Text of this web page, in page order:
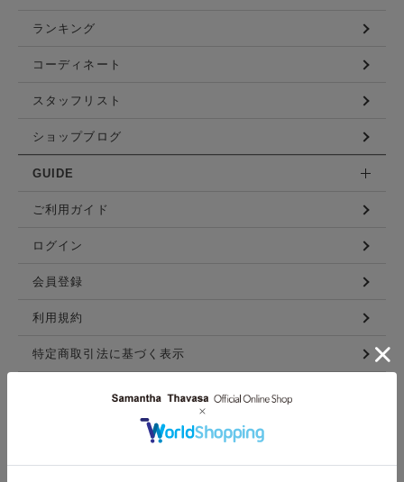
ランキング
コーディネート
スタッフリスト
ショップブログ
GUIDE
ご利用ガイド
ログイン
会員登録
利用規約
特定商取引法に基づく表示